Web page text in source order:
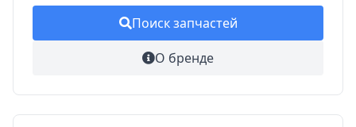
Поиск запчастей
О бренде